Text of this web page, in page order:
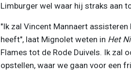
Limburger wel waar hij straks aan
"Ik zal Vincent Mannaert
heeft", laat Mignolet weten in Het
Flames tot de Rode Duivels. Ik zal
opstellen, waar we gaan voor een